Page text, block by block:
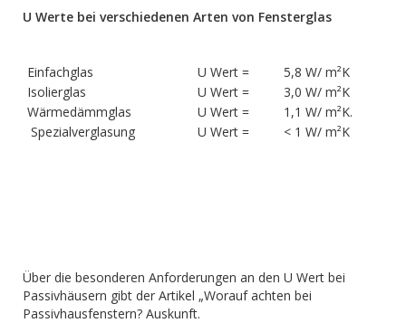
U Werte bei verschiedenen Arten von Fensterglas
Einfachglas U Wert =
5,8 W/ m²K
Isolierglas
U Wert =
3,0 W/ m²K
Wärmedämmglas
U Wert =
1,1 W/ m²K.
Spezialverglasung
U Wert = < 1 W/ m²K
Über die besonderen Anforderungen an den U Wert bei
Passivhäusern gibt der Artikel „Worauf achten bei
Passivhausfenstern? Auskunft.